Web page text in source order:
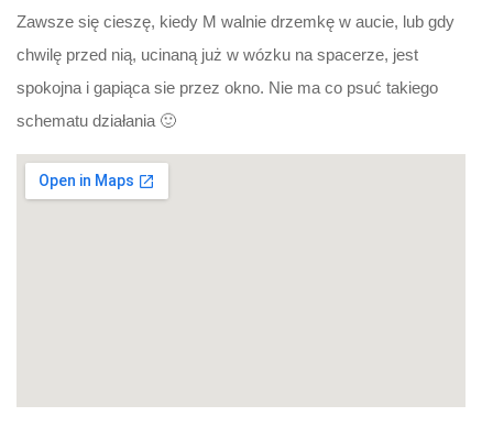
Zawsze się cieszę, kiedy M walnie drzemkę w aucie, lub gdy
chwilę przed nią, ucinaną już w wózku na spacerze, jest
spokojna i gapiąca sie przez okno. Nie ma co psuć takiego
schematu działania 🙂